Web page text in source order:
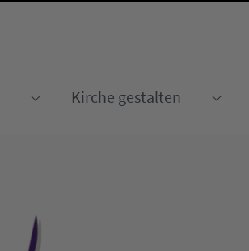
Kirche gestalten